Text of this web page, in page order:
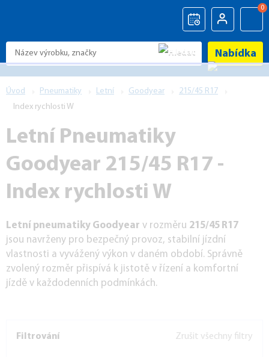
0
Nabídka
Úvod Pneumatiky Letní Goodyear
215/45 R17
Index rychlosti W
Letní Pneumatiky
Goodyear 215/45 R17 -
Index rychlosti W
Letní pneumatiky Goodyear v rozměru 215/45 R17
jsou navrženy pro bezpečný provoz, stabilní jízdní
vlastnosti a vyvážený výkon v daném období. Správně
zvolený rozměr přispívá k jistotě v řízení a komfortní
jízdě v každodenních podmínkách.
Filtrování Zrušit všechny filtry